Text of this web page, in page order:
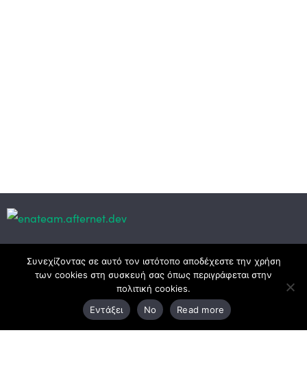
Κεντρικά γραφεία
3ο χλμ. Ε.Ο. Ξάνθης – Καβάλας, 671 00 Ξάνθη
Συνεχίζοντας σε αυτό τον ιστότοπο αποδέχεστε την χρήση
των cookies στη συσκευή σας όπως περιγράφεται στην
πολιτική cookies.
Εντάξει
No Read more